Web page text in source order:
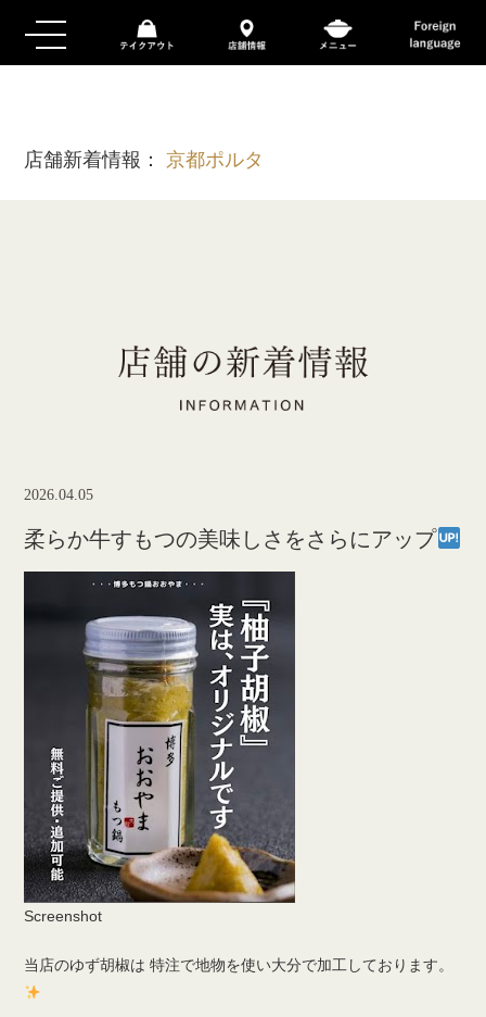
店舗新着情報：京都ポルタ
2026.04.05
柔らか牛すもつの美味しさをさらにアップ
Screenshot
当店のゆず胡椒は 特注で地物を使い大分で加工しております。